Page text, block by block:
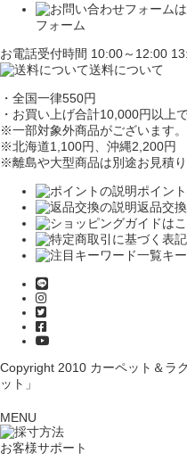
フォーム
お電話受付時間 10:00～12:00
送料について
・全国一律550円
・お買い上げ合計10,000円 以上
※一部対象外商品がございます。
※北海道1,100円、沖縄2,200円
※離島や大型商品は別途お見積り
ポイン
返品交
キ
Copyright 2010 カーペット＆ラ
ット」
MENU
お客様サポート